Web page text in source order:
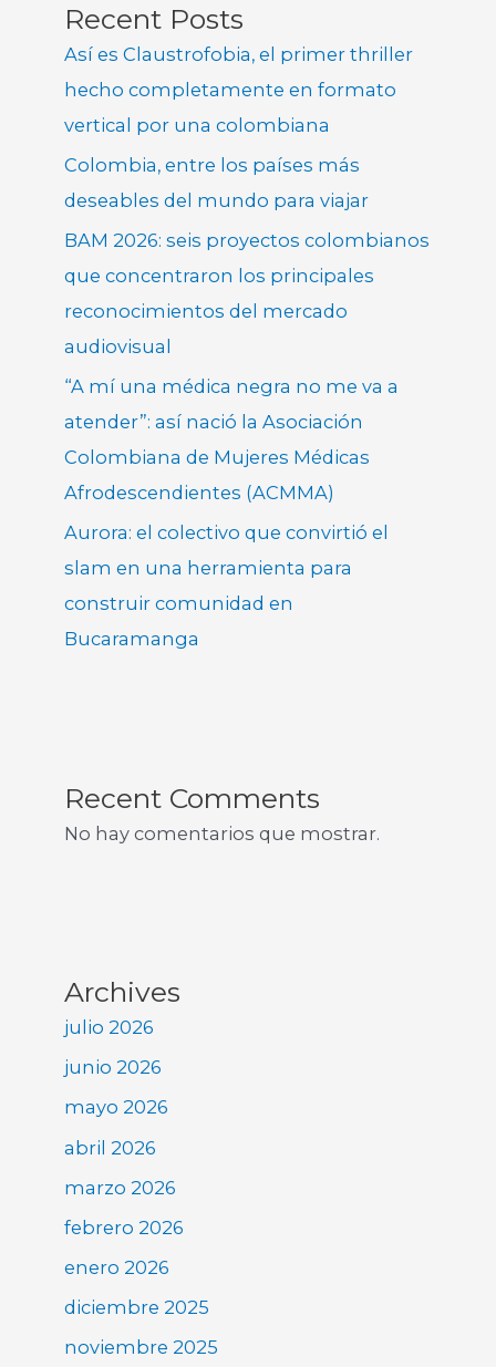
Recent Posts
Así es Claustrofobia, el primer thriller
hecho completamente en formato
vertical por una colombiana
Colombia, entre los países más
deseables del mundo para viajar
BAM 2026: seis proyectos colombianos
que concentraron los principales
reconocimientos del mercado
audiovisual
“A mí una médica negra no me va a
atender”: así nació la Asociación
Colombiana de Mujeres Médicas
Afrodescendientes (ACMMA)
Aurora: el colectivo que convirtió el
slam en una herramienta para
construir comunidad en
Bucaramanga
Recent Comments
No hay comentarios que mostrar.
Archives
julio 2026
junio 2026
mayo 2026
abril 2026
marzo 2026
febrero 2026
enero 2026
diciembre 2025
noviembre 2025